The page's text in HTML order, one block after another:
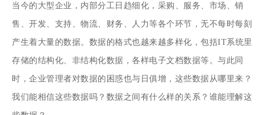
当今的大型企业，内部分工日趋细化，采购、服务、市场、销
售、开发、支持、物流、财务、人力等各个环节，无不每时每刻
产生着大量的数据。数据的格式也越来越多样化，包括IT系统里
存储的结构化、非结构化数据，各样电子文档数据等。与此同
时，企业管理者对数据的困惑也与日俱增，这些数据从哪里来？
我们能相信这些数据吗？数据之间有什么样的关系？谁能理解这